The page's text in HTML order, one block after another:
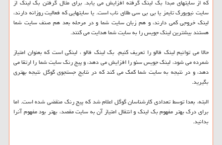
که از سایتهای مبدا بک لینک گرفته افزایش می یابد. برای مثال گرفتن بک لینک از
سایت نیویورک تایمز یا بی بی سی طلای ناب است. یا سایتهایی که فعالیت روزانه دارند،
لینک خروجی کمی دارند، و هم زبان سایت شما و در مرحله بعد هم صنف سایت شما
هستند بیشترین لینک جویس را به سایت شما هدایت می کنند.
حالا می توانیم لینک فالو را تعریف کنیم. بک لینک فالو ، لینکی است که بعنوان امتیاز
شمرده می شود، لینک جویس سئو را افزایش می دهد، و پیج رنک سایت شما را ارتقا می
دهد، و در نتیجه به سایت شما کمک می کند که در نتایج جستجوی گوگل نتیجه بهتری
بگیرید.
البته، بعدا توسط تعدادی کارشناسان گوگل اعلام شد که پیج رنک منقضی شده است. اما
برای درک بهتر مفهوم بک لینک و انتقال امتیاز آن به سایت مقصد، بهتر بود مفهوم آنرا
بدانید.